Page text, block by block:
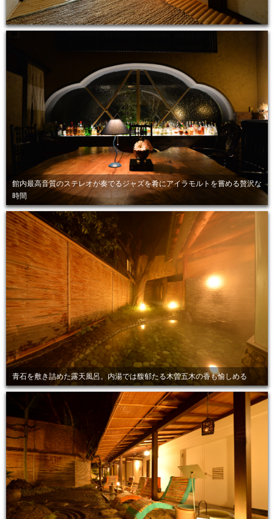
館内最高音質のステレオが奏でるジャズを肴にアイラモルトを嘗める贅沢な
時間
青石を敷き詰めた露天風呂。内湯では馥郁たる木曽五木の香も愉しめる